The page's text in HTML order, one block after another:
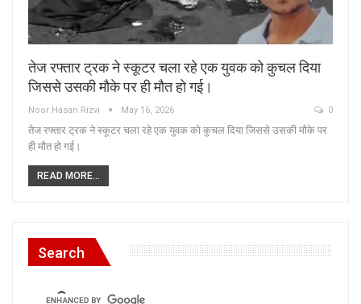
तेज रफ्तार ट्रक ने स्कूटर चला रहे एक युवक को कुचल दिया
जिससे उसकी मौके पर ही मौत हो गई।
Noor Hasan Rizvi May 16, 2026 0
तेज रफ्तार ट्रक ने स्कूटर चला रहे एक युवक को कुचल दिया जिससे उसकी मौके पर
ही मौत हो गई।
READ MORE...
Search